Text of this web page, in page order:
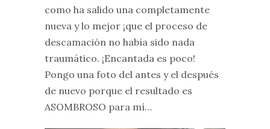
como ha salido una completamente
nueva y lo mejor ¡que el proceso de
descamación no había sido nada
traumático. ¡Encantada es poco!
Pongo una foto del antes y el después
de nuevo porque el resultado es
ASOMBROSO para mí…